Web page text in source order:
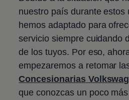
nuestro país durante estos
hemos adaptado para
servicio siempre cuidando
de los tuyos. Por eso,
empezaremos a retomar
Concesionarias
que conozcas un poco